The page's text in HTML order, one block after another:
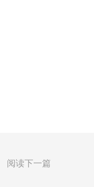
阅读下一篇